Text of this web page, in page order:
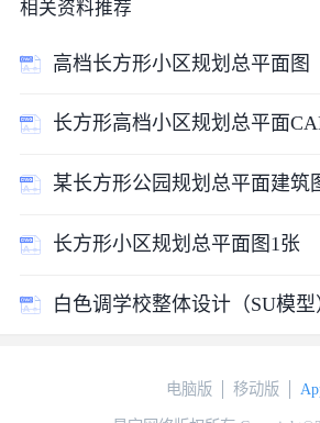
相关资料推荐
高档长方形小区规划总平面图
长方形高档小区规划总平面
某长方形公园规划总平面建筑
长方形小区规划总平面图1张
白色调学校整体设计（SU模型
电脑版 移动版